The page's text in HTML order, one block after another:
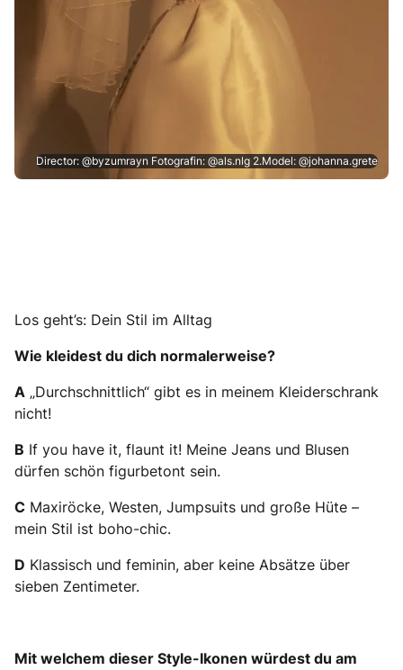
Director: @byzumrayn Fotografin: @als.nlg 2.Model: @johanna.grete
Los geht’s: Dein Stil im Alltag
Wie kleidest du dich normalerweise?
A „Durchschnittlich“ gibt es in meinem Kleiderschrank
nicht!
B If you have it, flaunt it! Meine Jeans und Blusen
dürfen schön figurbetont sein.
C Maxiröcke, Westen, Jumpsuits und große Hüte –
mein Stil ist boho-chic.
D Klassisch und feminin, aber keine Absätze über
sieben Zentimeter.
Mit welchem dieser Style-Ikonen würdest du am